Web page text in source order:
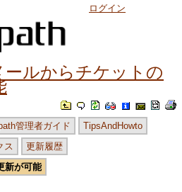
ログイン
ールからチケットの
管理者ガイド
TipsAndHowto
ス
更新履歴
新が可能